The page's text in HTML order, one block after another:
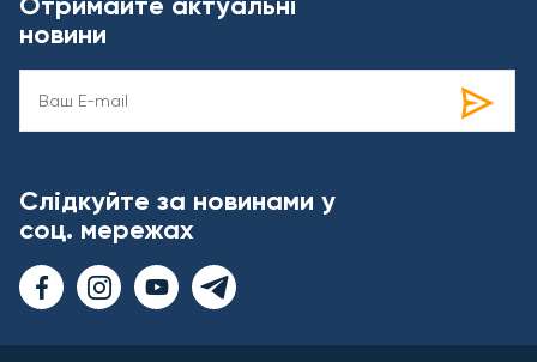
новини
Слідкуйте за новинами у
соц. мережах